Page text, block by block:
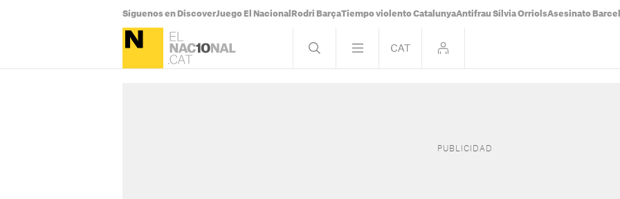
Síguenos en DiscoverJuego El Nacional Rodri BarçaTiempo violento CatalunyaAntifrau Sílvia OrriolsAsesinato